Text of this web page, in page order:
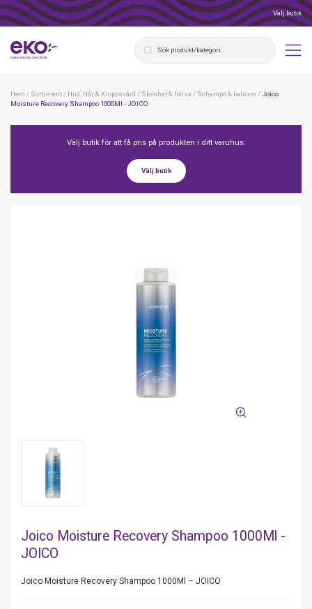
Välj butik
Hem / Sortiment/ Hud, Hår & Kroppsvård / Skönhet & hälsa / Schampo & balsam /Joico
Moisture Recovery Shampoo 1000Ml - JOICO
Välj butik för att få pris på produkten i ditt varuhus.
Välj butik
Joico Moisture Recovery Shampoo 1000Ml -
JOICO
Joico Moisture Recovery Shampoo 1000Ml – JOICO